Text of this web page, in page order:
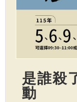
是誰殺
動